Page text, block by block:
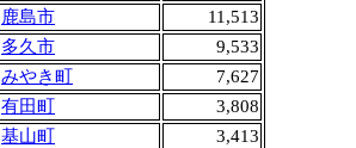
鹿島市
11,513
多久市
9,533
みやき町
7,627
有田町
3,808
基山町
3,413